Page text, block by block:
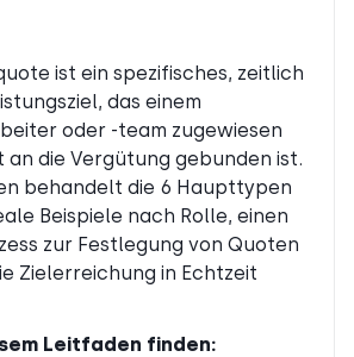
ist ein spezifisches, zeitlich
das einem
oder -team zugewiesen
an die Vergütung gebunden ist.
behandelt die 6 Haupttypen
Beispiele nach Rolle, einen
zur Festlegung von Quoten
Zielerreichung in Echtzeit
Leitfaden finden: